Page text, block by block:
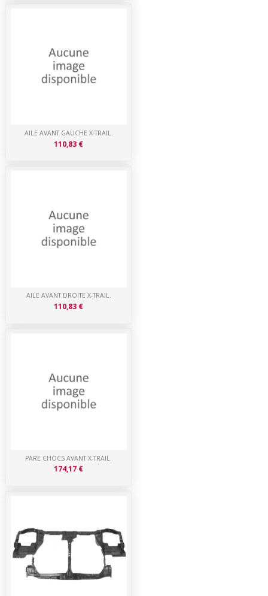
PARE CHOCS AVANT X-TRAIL.
174,17 €
AILE AVANT DROITE X-TRAIL.
110,83 €
AILE AVANT GAUCHE X-TRAIL.
110,83 €